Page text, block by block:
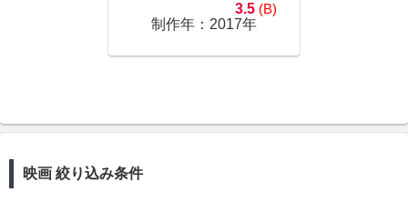
3.5 (B)
制作年：2017年
映画 絞り込み条件